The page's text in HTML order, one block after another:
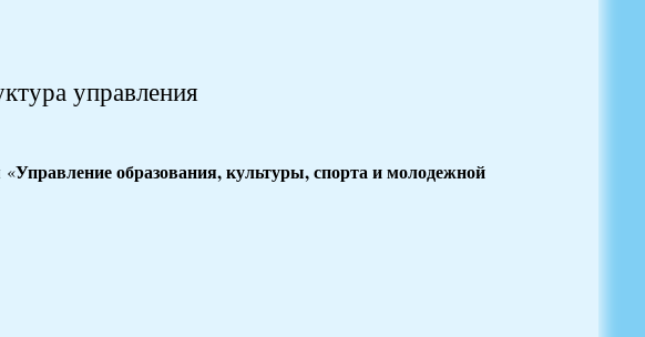
управления
«Управление образования, культуры, спорта и молодежной